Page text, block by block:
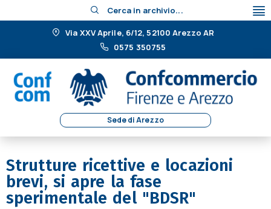
Cerca in archivio...
Via XXV Aprile, 6/12, 52100 Arezzo AR
0575 350755
Sede di Arezzo
Strutture ricettive e locazioni
brevi, si apre la fase
sperimentale del "BDSR"